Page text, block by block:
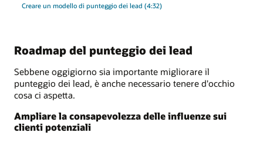
Creare un modello di punteggio dei lead (4:32)
Roadmap del punteggio dei lead
Sebbene oggigiorno sia importante migliorare il
punteggio dei lead, è anche necessario tenere d'occhio
cosa ci aspetta.
Ampliare la consapevolezza delle influenze sui
clienti potenziali